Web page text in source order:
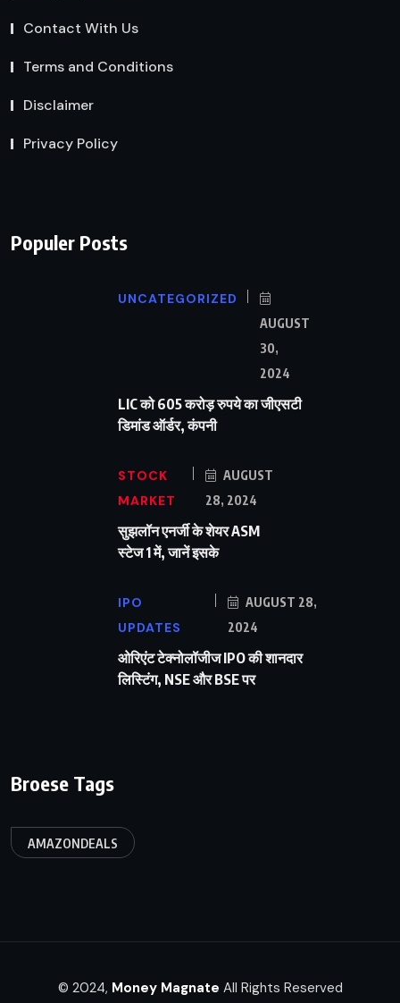
Contact With Us
Terms and Conditions
Disclaimer
Privacy Policy
Populer Posts
UNCATEGORIZED
AUGUST
30,
2024
LIC को 605 करोड़ रुपये का जीएसटी
डिमांड ऑर्डर, कंपनी
STOCK
MARKET
AUGUST
28, 2024
सुझलॉन एनर्जी के शेयर ASM
स्टेज 1 में, जानें इसके
IPO
UPDATES
AUGUST 28,
2024
ओरिएंट टेक्नोलॉजीज IPO की शानदार
लिस्टिंग, NSE और BSE पर
Broese Tags
AMAZONDEALS
© 2024, Money Magnate All Rights Reserved